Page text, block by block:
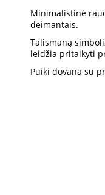
Minimalistinė
deimantais.
Talismaną
leidžia pritaikyti
Puiki dovana su